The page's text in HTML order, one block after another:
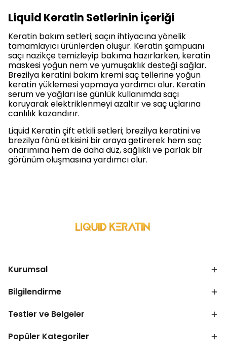
Liquid Keratin Setlerinin İçeriği
Keratin bakım setleri; saçın ihtiyacına yönelik
tamamlayıcı ürünlerden oluşur. Keratin şampuanı
saçı nazikçe temizleyip bakıma hazırlarken, keratin
maskesi yoğun nem ve yumuşaklık desteği sağlar.
Brezilya keratini bakım kremi saç tellerine yoğun
keratin yüklemesi yapmaya yardımcı olur. Keratin
serum ve yağları ise günlük kullanımda saçı
koruyarak elektriklenmeyi azaltır ve saç uçlarına
canlılık kazandırır.
Liquid Keratin çift etkili setleri; brezilya keratini ve
brezilya fönü etkisini bir araya getirerek hem saç
onarımına hem de daha düz, sağlıklı ve parlak bir
görünüm oluşmasına yardımcı olur.
Kurumsal
Bilgilendirme
Testler ve Belgeler
Popüler Kategoriler